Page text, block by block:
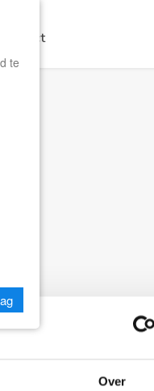
Over
Contact
te